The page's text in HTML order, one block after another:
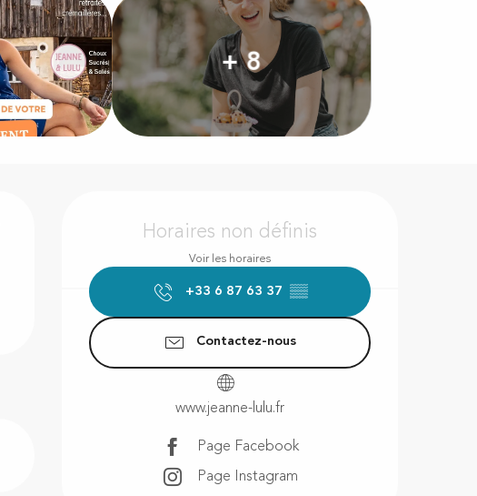
+ 8
Ouverture et coordonnées
Horaires non définis
Voir les horaires
+33 6 87 63 37 ▒▒
Contactez-nous
www.jeanne-lulu.fr
Page Facebook
Page Instagram